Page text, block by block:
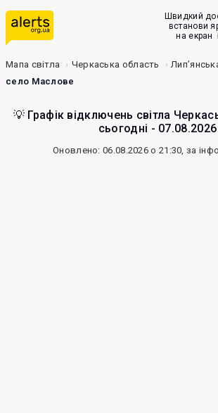
Швидкий
встанови
на екран
Мапа світла Черкаська область
село Маслове
💡 Графік відключень світла
сьогодні - 07.08.2026
Оновлено: 06.08.2026 о 21:30, за